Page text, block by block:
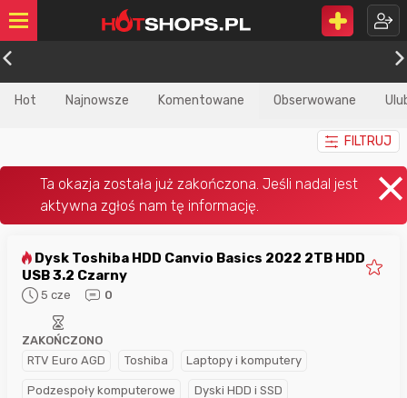
Hot Najnowsze Komentowane Obserwowane
FILTRUJ
USB 3.2 Czarny
5 cze 0
RTV Euro AGD Toshiba Laptopy i komputery
Podzespoły komputerowe Dyski HDD i SSD
ZAKOŃCZONO